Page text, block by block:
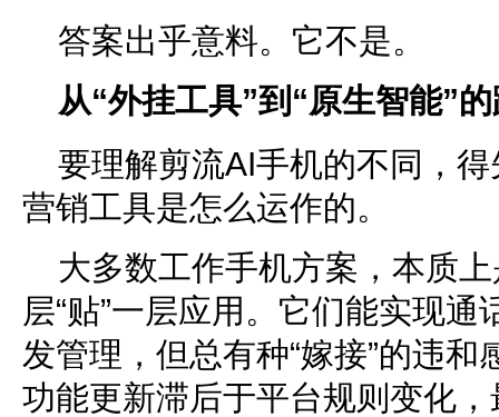
答案出乎意料。它不是。
从“外挂工具”到“原生智能”
要理解剪流AI手机的不同，
营销工具是怎么运作的。
大多数工作手机方案，本质
层“贴”一层应用。它们能实现
发管理，但总有种“嫁接”的违
功能更新滞后于平台规则变化